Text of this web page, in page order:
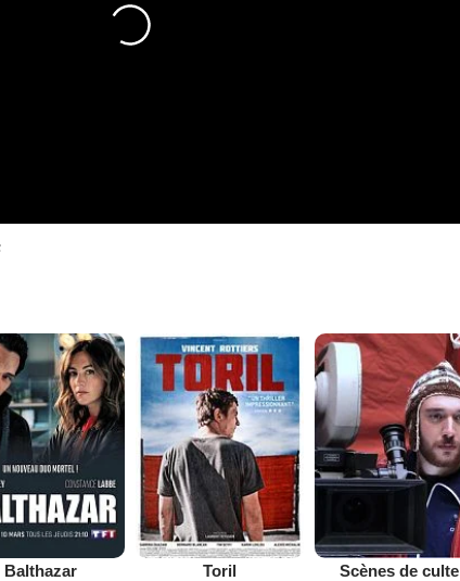
Balthazar Toril Scènes de culte